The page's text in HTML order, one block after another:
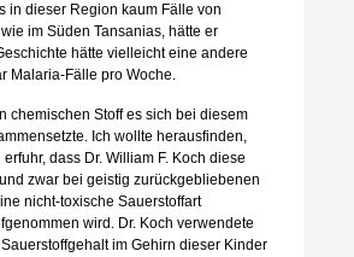
in dieser Region kaum Fälle von
im Süden Tansanias, hätte er
hätte vielleicht eine andere
Malaria-Fälle pro Woche.
chemischen Stoff es sich bei diesem
Ich wollte herausfinden,
dass Dr. William F. Koch diese
zwar bei geistig zurückgebliebenen
nicht-toxische Sauerstoffart
wird. Dr. Koch verwendete
im Gehirn dieser Kinder